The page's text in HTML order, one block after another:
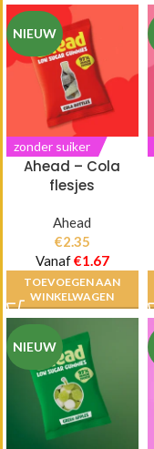
NIEUW
zonder suiker
Ahead – Cola
flesjes
Ahead
€2.35
Vanaf€1.67
TOEVOEGEN AAN
WINKELWAGEN
NIEUW